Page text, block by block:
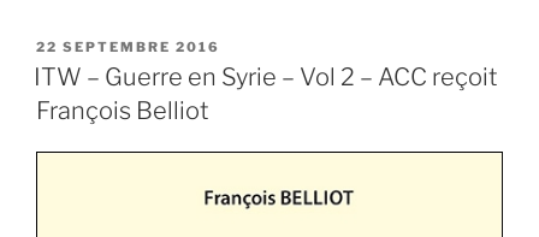
Guerre
en
vol
2
PUBLIÉ
LE
22 SEPTEMBRE 2016
ITW – Guerre en Syrie – Vol 2 – ACC reçoit
François Belliot